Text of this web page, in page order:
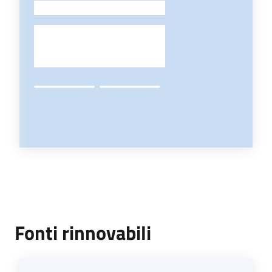
-
Fonti rinnovabili